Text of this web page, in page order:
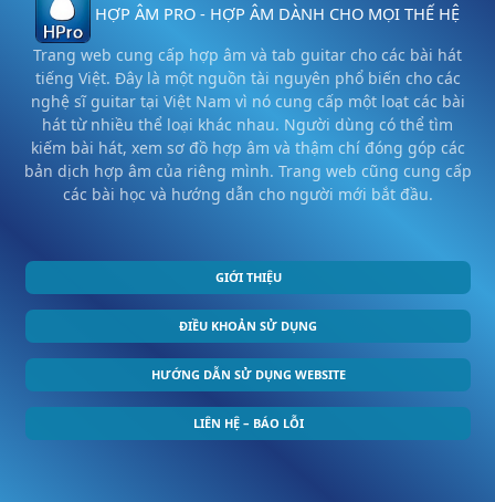
HỢP ÂM PRO - HỢP ÂM DÀNH CHO MỌI THẾ HỆ
Trang web cung cấp hợp âm và tab guitar cho các bài hát
tiếng Việt. Đây là một nguồn tài nguyên phổ biến cho các
nghệ sĩ guitar tại Việt Nam vì nó cung cấp một loạt các bài
hát từ nhiều thể loại khác nhau. Người dùng có thể tìm
kiếm bài hát, xem sơ đồ hợp âm và thậm chí đóng góp các
bản dịch hợp âm của riêng mình. Trang web cũng cung cấp
các bài học và hướng dẫn cho người mới bắt đầu.
GIỚI THIỆU
ĐIỀU KHOẢN SỬ DỤNG
HƯỚNG DẪN SỬ DỤNG WEBSITE
LIÊN HỆ – BÁO LỖI